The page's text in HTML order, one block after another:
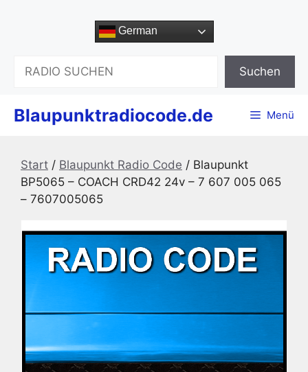
German
Suchen
Blaupunktradiocode.de Menü
Start / Blaupunkt Radio Code / Blaupunkt
BP5065 – COACH CRD42 24v – 7 607 005 065
– 7607005065